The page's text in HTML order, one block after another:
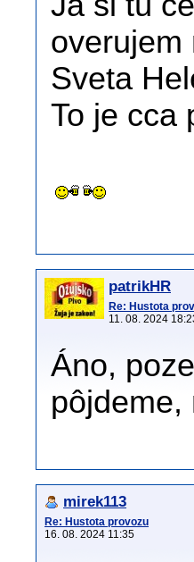
overujem
Sveta
To je cca
patrikHR
Re: Hustota
11. 08. 2024
Áno,
mirek113
Re: Hustota provozu
16. 08. 2024 11:35